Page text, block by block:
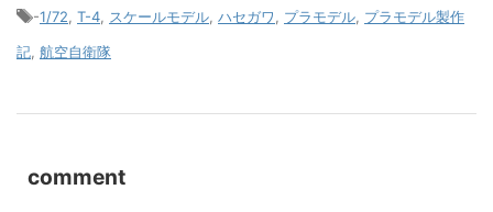
-1/72, T-4, スケールモデル, ハセガワ, プラモデル, プラモデル製作
記, 航空自衛隊
comment